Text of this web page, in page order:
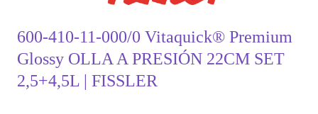
600-410-11-000/0 Vitaquick® Premium
Glossy OLLA A PRESIÓN 22CM SET
2,5+4,5L | FISSLER